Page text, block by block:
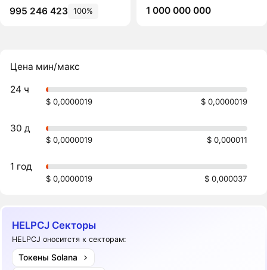
995 246 423 100%
1 000 000 000
Цена мин/макс
24 ч
$ 0,0000019 $ 0,0000019
30 д
$ 0,0000019 $ 0,000011
1 год
$ 0,0000019 $ 0,000037
HELPCJ Секторы
HELPCJ оноситстя к секторам:
Токены Solana